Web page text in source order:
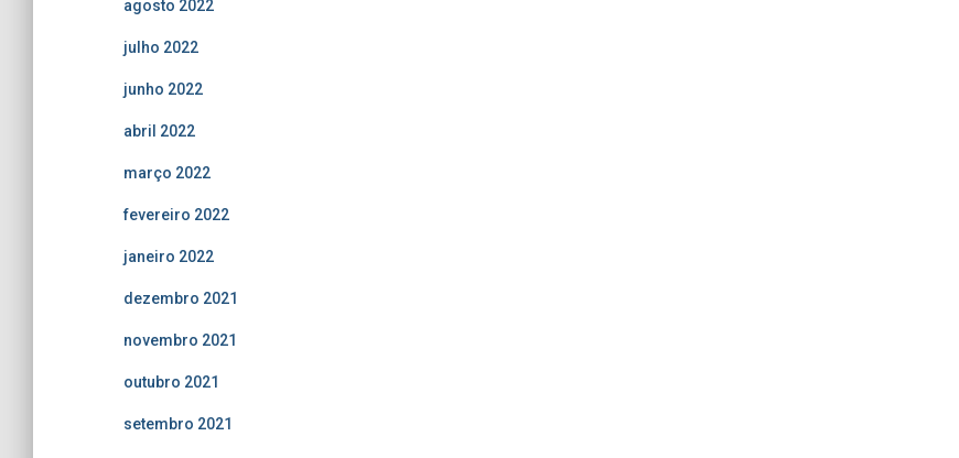
agosto 2022
julho 2022
junho 2022
abril 2022
março 2022
fevereiro 2022
janeiro 2022
dezembro 2021
novembro 2021
outubro 2021
setembro 2021